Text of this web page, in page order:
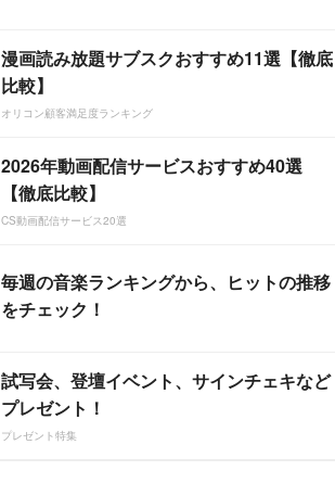
漫画読み放題サブスクおすすめ11選【徹底
比較】
オリコン顧客満足度ランキング
2026年動画配信サービスおすすめ40選
【徹底比較】
CS動画配信サービス20選
毎週の音楽ランキングから、ヒットの推移
をチェック！
試写会、登壇イベント、サインチェキなど
プレゼント！
プレゼント特集